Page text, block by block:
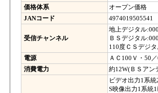
価格体系
オープン価格
JANコード
4974019505541
受信チャンネル
地上デジタル
ＢＳデジタル
110度ＣＳデジ
電源
ＡＣ100Ｖ・50
消費電力
約12W(ＢＳアン
ビデオ出力1系
S映像出力1系統